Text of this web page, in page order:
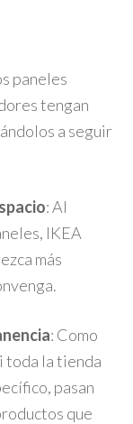
paneles
tengan
a seguir
: Al
IKEA
más
: Como
toda la tienda
pasan
que